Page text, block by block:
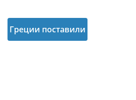
Греции поставили